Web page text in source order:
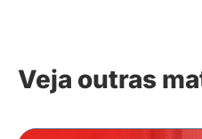
Veja outras